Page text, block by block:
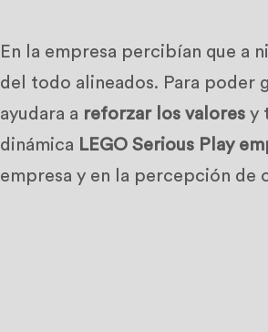
En la empresa percibían que a
del todo alineados. Para poder
ayudara a reforzar los valores y
dinámica LEGO Serious Play
empresa y en la percepción de